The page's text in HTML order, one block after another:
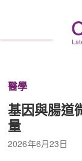
醫學
基因與腸道
量
2026年6月23日